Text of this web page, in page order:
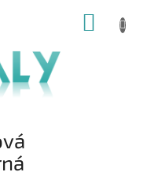
KOŠÍK